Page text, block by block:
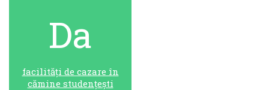
Da
facilități de cazare în
cămine studențești